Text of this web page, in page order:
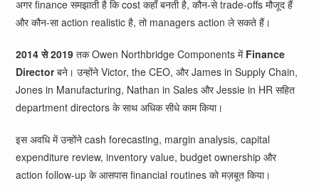
अगर finance समझाती है कि cost कहाँ बनती है, कौन-से trade-offs मौजूद हैं
और कौन-सा action realistic है, तो managers action ले सकते हैं।
2014 से 2019 तक Owen Northbridge Components में Finance
Directorबने। उन्होंने Victor, the CEO, और James in Supply Chain,
Jones in Manufacturing, Nathan in Sales और Jessie in HR सहित
department directors के साथ अधिक सीधे काम किया।
इस अवधि में उन्होंने cash forecasting, margin analysis, capital
expenditure review, inventory value, budget ownership और
action follow-up के आसपास financial routines को मज़बूत किया।